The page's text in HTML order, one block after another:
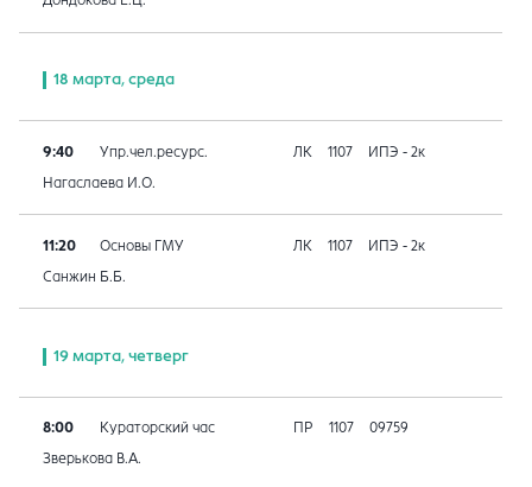
18 марта, среда
9:40 Упр.чел.ресурс. ЛК 1107 ИПЭ - 2к
Нагаслаева И.О.
11:20 Основы ГМУ ЛК 1107 ИПЭ - 2к
Санжин Б.Б.
19 марта, четверг
8:00 Кураторский час ПР 1107 09759
Зверькова В.А.